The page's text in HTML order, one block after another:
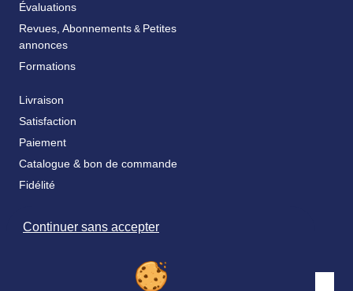
Évaluations
Revues, Abonnements & Petites
annonces
Formations
Livraison
Satisfaction
Paiement
Catalogue & bon de commande
Fidélité
FAQ
Continuer sans accepter